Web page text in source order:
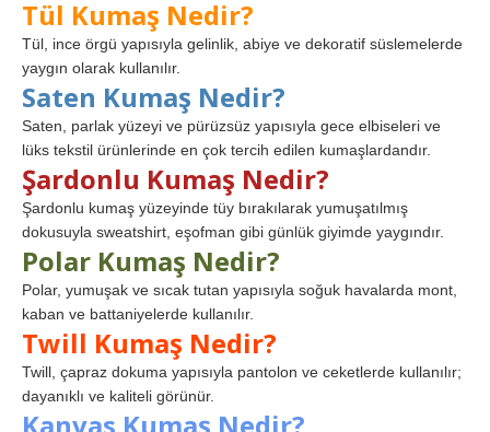
Tül Kumaş Nedir?
Tül, ince örgü yapısıyla gelinlik, abiye ve dekoratif süslemelerde
yaygın olarak kullanılır.
Saten Kumaş Nedir?
Saten, parlak yüzeyi ve pürüzsüz yapısıyla gece elbiseleri ve
lüks tekstil ürünlerinde en çok tercih edilen kumaşlardandır.
Şardonlu Kumaş Nedir?
Şardonlu kumaş yüzeyinde tüy bırakılarak yumuşatılmış
dokusuyla sweatshirt, eşofman gibi günlük giyimde yaygındır.
Polar Kumaş Nedir?
Polar, yumuşak ve sıcak tutan yapısıyla soğuk havalarda mont,
kaban ve battaniyelerde kullanılır.
Twill Kumaş Nedir?
Twill, çapraz dokuma yapısıyla pantolon ve ceketlerde kullanılır;
dayanıklı ve kaliteli görünür.